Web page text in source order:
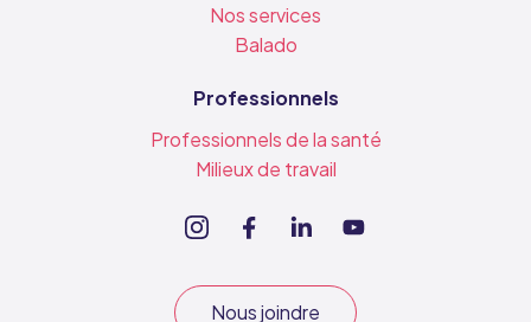
Nos services
Balado
Professionnels
Professionnels de la santé
Milieux de travail
Nous joindre